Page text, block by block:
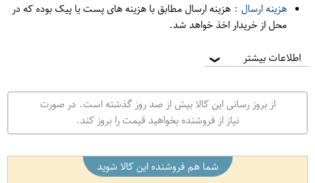
هزینه ارسال : هزینه ارسال مطابق با هزینه های پست یا پیک بوده که در
محل از خریدار اخذ خواهد شد.
اطلاعات بیشتر ❯
از بروز رسانی این کالا بیش از صد روز گذشته است. در صورت
نیاز از فروشنده بخواهید قیمت را بروز کند.
شما هم فروشنده این کالا شوید